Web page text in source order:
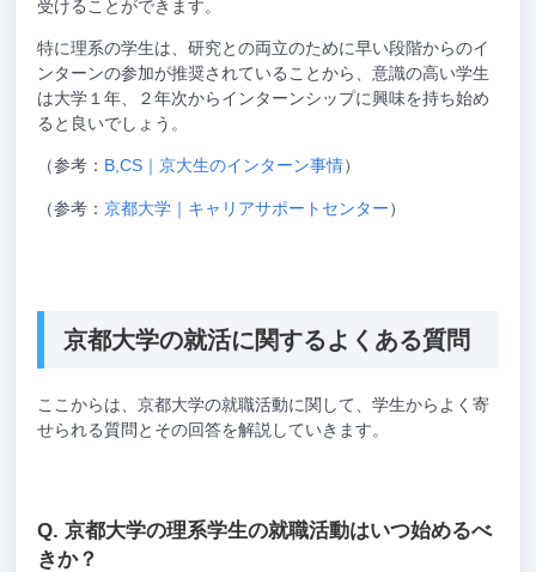
受けることができます。
特に理系の学生は、研究との両立のために早い段階からのイ
ンターンの参加が推奨されていることから、意識の高い学生
は大学１年、２年次からインターンシップに興味を持ち始め
ると良いでしょう。
（参考： B,CS｜京大生のインターン事情）
（参考： 京都大学｜キャリアサポートセンター）
京都大学の就活に関するよくある質問
ここからは、京都大学の就職活動に関して、学生からよく寄
せられる質問とその回答を解説していきます。
京都大学の理系学生の就職活動はいつ始めるべ
きか？